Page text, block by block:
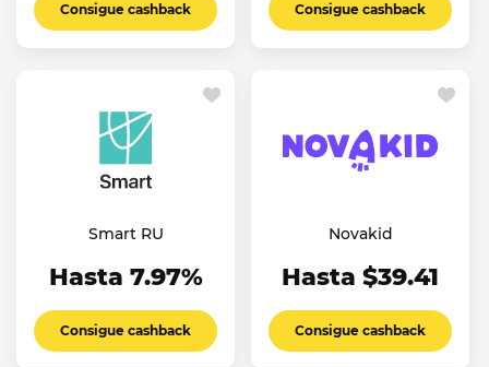
Consigue cashback Consigue cashback
Smart RU
Hasta 7.97%
Consigue cashback
Novakid
Hasta $39.41
Consigue cashback